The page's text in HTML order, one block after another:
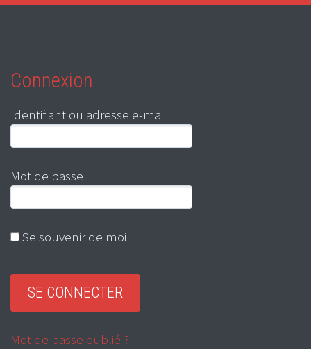
Connexion
Identifiant ou adresse e-mail
Mot de passe
Se souvenir de moi
Mot de passe oublié ?